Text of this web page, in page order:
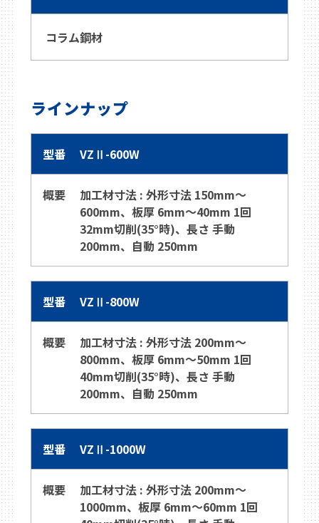
コラム鋼材
ラインナップ
VZⅡ-600W
加工材寸法 : 外形寸法 150mm～
600mm、板厚 6mm～40mm 1回
32mm切削(35°時)、長さ 手動
200mm、自動 250mm
VZⅡ-800W
加工材寸法 : 外形寸法 200mm～
800mm、板厚 6mm～50mm 1回
40mm切削(35°時)、長さ 手動
200mm、自動 250mm
VZⅡ-1000W
加工材寸法 : 外形寸法 200mm～
1000mm、板厚 6mm～60mm 1回